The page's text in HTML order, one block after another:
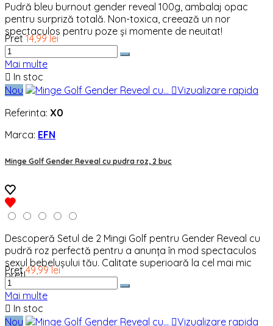
Pudră bleu burnout gender reveal 100g, ambalaj opac
pentru surpriză totală. Non-toxica, creează un nor
spectaculos pentru poze și momente de neuitat!
Pret 14,99 lei
Mai multe
 In stoc
Nou
Vizualizare rapida
Referinta: X0
Marca: EFN
Minge Golf Gender Reveal cu pudra roz, 2 buc
Descoperă Setul de 2 Mingi Golf pentru Gender Reveal cu
pudră roz perfectă pentru a anunța în mod spectaculos
sexul bebelușului tău. Calitate superioară la cel mai mic
pret!
Pret 49,99 lei
Mai multe
 In stoc
Nou
Vizualizare rapida